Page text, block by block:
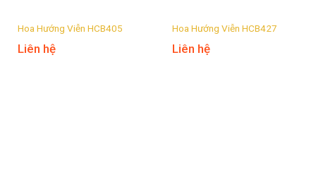
Hoa Hướng Viễn HCB405
Liên hệ
Hoa Hướng Viễn HCB427
Liên hệ